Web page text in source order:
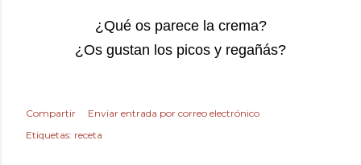
¿Qué os parece la crema?
¿Os gustan los picos y regañás?
Compartir
Enviar entrada por correo electrónico
Etiquetas: receta